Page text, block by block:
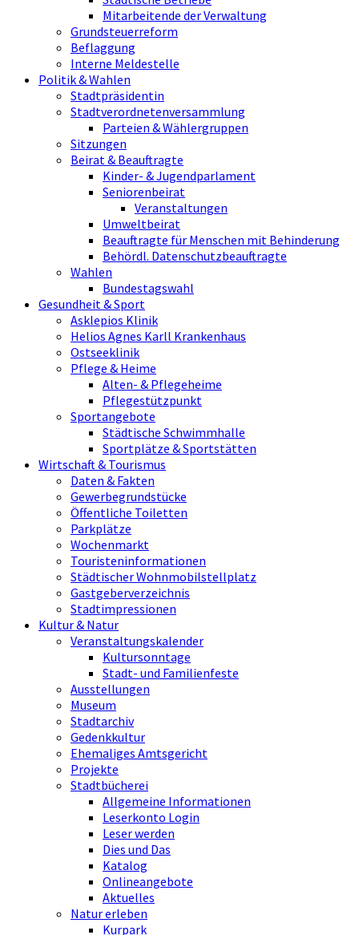
Mitarbeitende der Verwaltung
Grundsteuerreform
Beflaggung
Interne Meldestelle
Politik & Wahlen
Stadtpräsidentin
Stadtverordnetenversammlung
Parteien & Wählergruppen
Sitzungen
Beirat & Beauftragte
Kinder- & Jugendparlament
Seniorenbeirat
Veranstaltungen
Umweltbeirat
Beauftragte für Menschen mit Behinderung
Behördl. Datenschutzbeauftragte
Wahlen
Bundestagswahl
Gesundheit & Sport
Asklepios Klinik
Helios Agnes Karll Krankenhaus
Ostseeklinik
Pflege & Heime
Alten- & Pflegeheime
Pflegestützpunkt
Sportangebote
Städtische Schwimmhalle
Sportplätze & Sportstätten
Wirtschaft & Tourismus
Daten & Fakten
Gewerbegrundstücke
Öffentliche Toiletten
Parkplätze
Wochenmarkt
Touristeninformationen
Städtischer Wohnmobilstellplatz
Gastgeberverzeichnis
Stadtimpressionen
Kultur & Natur
Veranstaltungskalender
Kultursonntage
Stadt- und Familienfeste
Ausstellungen
Museum
Stadtarchiv
Gedenkkultur
Ehemaliges Amtsgericht
Projekte
Stadtbücherei
Allgemeine Informationen
Leserkonto Login
Leser werden
Dies und Das
Katalog
Onlineangebote
Aktuelles
Natur erleben
Kurpark